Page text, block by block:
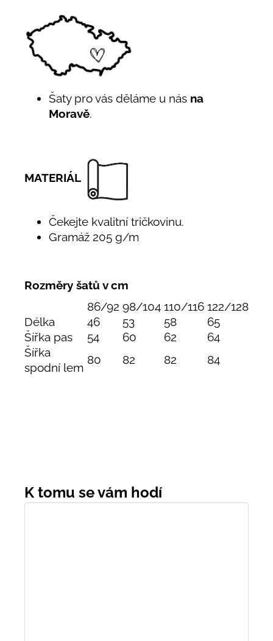
Šaty pro vás děláme u nás na
Moravě.
MATERIÁL
Čekejte kvalitní tričkovinu.
Gramáž 205 g/m
Rozměry šatů v cm
86/92 98/104 110/116 122/128
Délka
46 53 58
65
Šířka pas
54 60 62
64
Šířka
spodní lem
80 82 82 84